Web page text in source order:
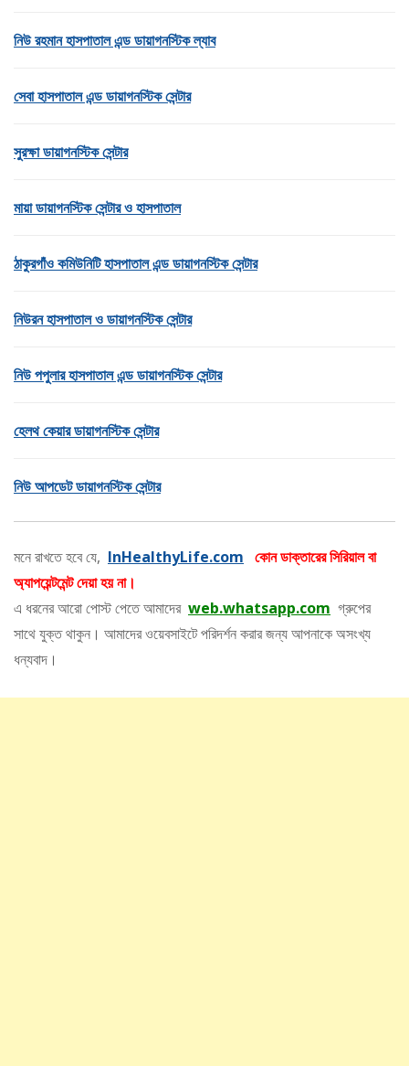
নিউ রহমান হাসপাতাল এন্ড ডায়াগনস্টিক ল্যাব
সেবা হাসপাতাল এন্ড ডায়াগনস্টিক সেন্টার
সুরক্ষা ডায়াগনস্টিক সেন্টার
মায়া ডায়াগনস্টিক সেন্টার ও হাসপাতাল
ঠাকুরগাঁও কমিউনিটি হাসপাতাল এন্ড ডায়াগনস্টিক সেন্টার
নিউরন হাসপাতাল ও ডায়াগনস্টিক সেন্টার
নিউ পপুলার হাসপাতাল এন্ড ডায়াগনস্টিক সেন্টার
হেলথ কেয়ার ডায়াগনস্টিক সেন্টার
নিউ আপডেট ডায়াগনস্টিক সেন্টার
মনে রাখতে হবে যে, InHealthyLife.com কোন ডাক্তারের সিরিয়াল বা
অ্যাপয়েন্টমেন্ট দেয়া হয় না।
এ ধরনের আরো পোস্ট পেতে আমাদের web.whatsapp.com গ্রুপের
সাথে যুক্ত থাকুন। আমাদের ওয়েবসাইটে পরিদর্শন করার জন্য আপনাকে অসংখ্য
ধন্যবাদ।